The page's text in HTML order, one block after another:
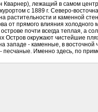
Кварнер), лежащий в самом
с 1889 г. Северо-
растительности и каменной
от прямого влияния холодного
почти всегда теплая, а
Остров окружают чистейшие
западе - каменные, в восточной
песчаные. Именно здесь, по